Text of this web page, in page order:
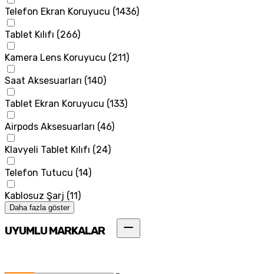
Telefon Ekran Koruyucu (1436)
Tablet Kılıfı (266)
Kamera Lens Koruyucu (211)
Saat Aksesuarları (140)
Tablet Ekran Koruyucu (133)
Airpods Aksesuarları (46)
Klavyeli Tablet Kılıfı (24)
Telefon Tutucu (14)
Kablosuz Şarj (11)
Daha fazla göster
UYUMLU MARKALAR